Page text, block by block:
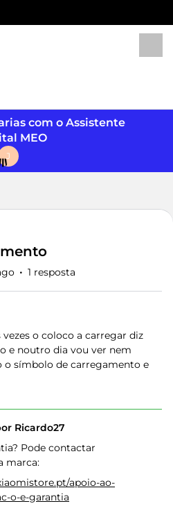
com o Assistente
MEO
J
1 resposta
o coloco a carregar diz
e noutro dia vou ver nem
o símbolo de carregamento e
Ricardo27
Pode contactar
marca:
apoio-ao-
o-e-garantia